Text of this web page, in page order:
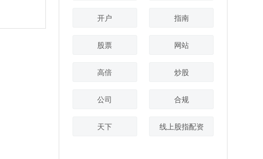
开户 指南
股票 网站
高倍 炒股
公司 合规
天下 线上股指配资